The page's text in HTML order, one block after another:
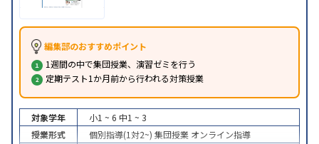
編集部のおすすめポイント
1週間の中で集団授業、演習ゼミを行う
定期テスト1か月前から行われる対策授業
対象学年 小1 ~ 6 中1 ~ 3
授業形式
個別指導(1対2~) 集団授業 オンライン指導